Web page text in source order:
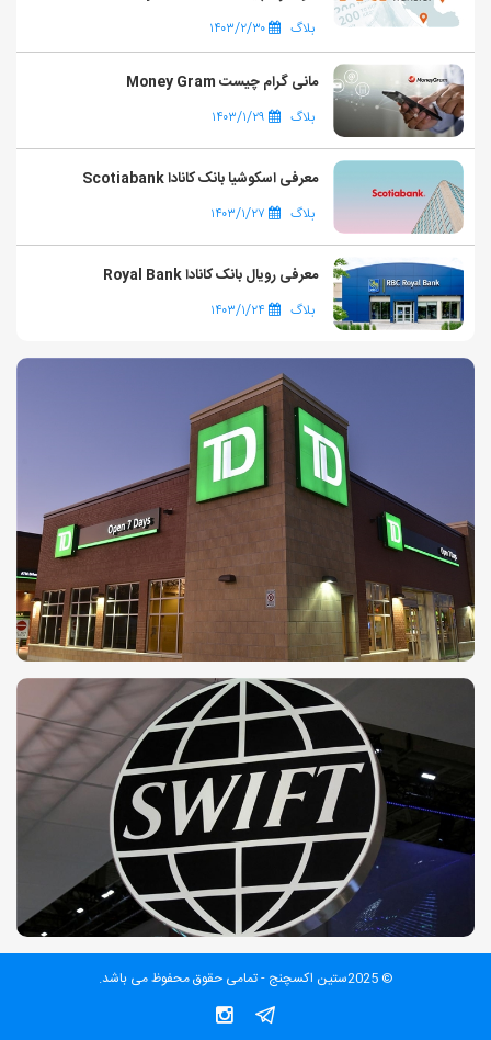
بلاگ ۱۴۰۳/۲/۳۰
مانی گرام چیست Money Gram
بلاگ ۱۴۰۳/۱/۲۹
معرفی اسکوشیا بانک کانادا Scotiabank
بلاگ ۱۴۰۳/۱/۲۷
معرفی رویال بانک کانادا Royal Bank
بلاگ ۱۴۰۳/۱/۲۴
© 2025ستین اکسچنج - تمامی حقوق محفوظ می باشد.